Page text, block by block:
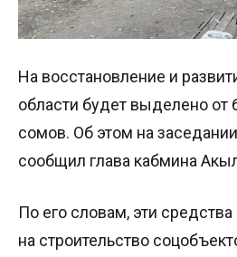
На восстановление и
области будет выделено от
сомов. Об этом на
сообщил глава кабмина
По его словам, эти
на строительство